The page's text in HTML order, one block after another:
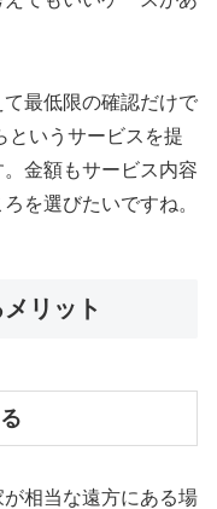
最低限の確認だけで
というサービスを提
金額もサービス内容
を選びたいですね。
リット
相当な遠方にある場